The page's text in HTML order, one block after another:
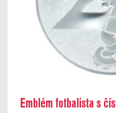
Emblém fotbalista s